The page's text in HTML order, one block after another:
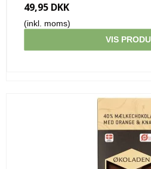
49,95 DKK
(inkl. moms)
VIS